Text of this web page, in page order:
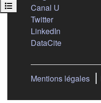
Ouvrir l’index du cours
Canal U
Twitter(s'ouvre dans
LinkedIn
DataCite(s'ouvre
Mentions légales